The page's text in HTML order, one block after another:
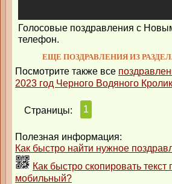
Голосовые поздравления с
телефон.
ЕЩЕ ПОЗДРАВЛЕНИЯ ИЗ
Посмотрите также все
2023 год Черного Водяного
Страницы: 1
Полезная информация:
Как быстро найти нужное
Как быстро скопировать
мобильный?